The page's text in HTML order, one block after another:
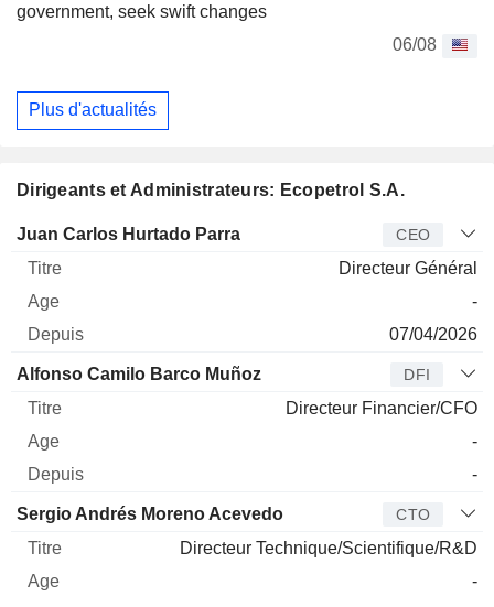
government, seek swift changes
06/08
Plus d'actualités
Dirigeants et Administrateurs: Ecopetrol S.A.
Dirigeant Titre Age Depuis
Juan Carlos Hurtado Parra CEO
Directeur Général
-
07/04/2026
Alfonso Camilo Barco Muñoz DFI
Directeur Financier/CFO
-
-
Sergio Andrés Moreno Acevedo CTO
Directeur Technique/Scientifique/R&D
-